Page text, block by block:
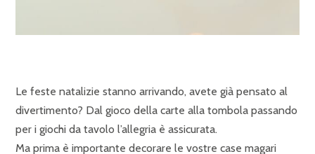
Le feste natalizie stanno arrivando, avete già pensato al
divertimento? Dal gioco della carte alla tombola passando
per i giochi da tavolo l’allegria è assicurata.
Ma prima è importante decorare le vostre case magari